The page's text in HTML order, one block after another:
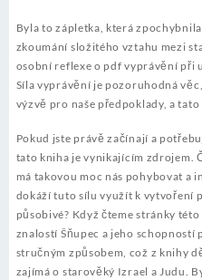
Byla to zápletka, která
zkoumání složitého vztahu mezi
osobní reflexe o pdf vyprávění při
Síla vyprávění je pozoruhodná
výzvě pro naše předpoklady, a
Pokud jste právě začínají a
tato kniha je vynikajícím zdrojem.
má takovou moc nás pohybovat a
dokáží tuto sílu využít k vytvoření
působivé? Když čteme stránky
znalostí Šňupec a jeho schopností
stručným způsobem, což z knihy
zajímá o starověký Izrael a Judu.